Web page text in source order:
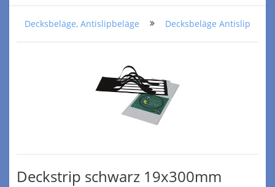
Decksbeläge, Antislipbeläge Decksbeläge Antislip
Deckstrip schwarz 19x300mm